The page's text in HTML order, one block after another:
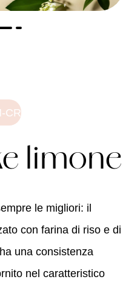
CR
limone
le migliori: il
con farina di riso e di
una consistenza
nel caratteristico